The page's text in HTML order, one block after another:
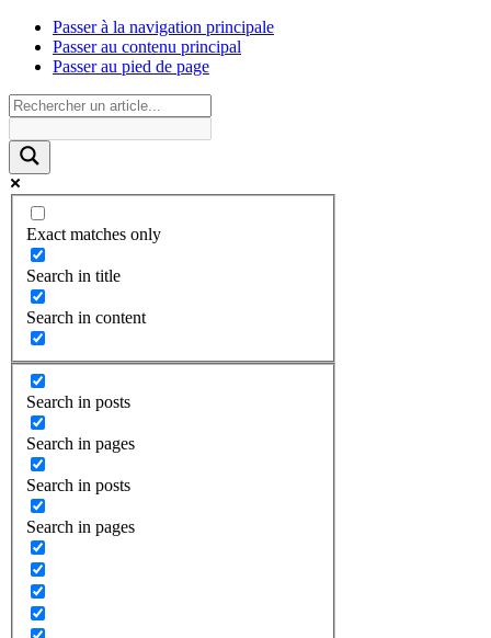
Passer à la navigation principale
Passer au contenu principal
Passer au pied de page
Exact matches only
Search in title
Search in content
Search in posts
Search in pages
Search in posts
Search in pages